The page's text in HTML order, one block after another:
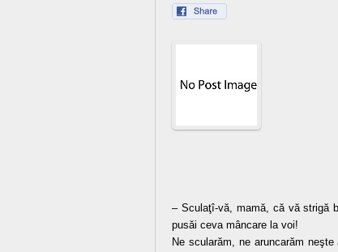
– Sculaţî-vă, mamă, că vă strigă
pusăi ceva mâncare la voi!
Ne scularăm, ne aruncarăm